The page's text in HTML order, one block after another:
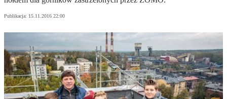
Publikacja: 15.11.2016 22:00